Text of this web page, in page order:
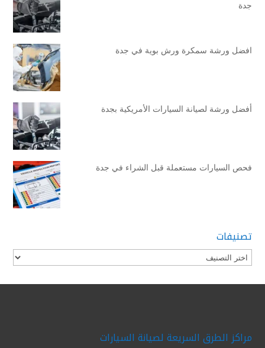
جدة
افضل ورشة سمكرة ورش بوية في جدة
أفضل ورشة لصيانة السيارات الأمريكية بجدة
فحص السيارات مستعملة قبل الشراء في جدة
تصنيفات
تصنيفات
مراكز الطرق السريعة لصيانة السيارات